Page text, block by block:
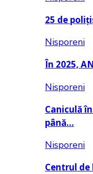
25 de
Nisporeni
În 2025,
Nisporeni
Caniculă
până…
Nisporeni
Centrul de